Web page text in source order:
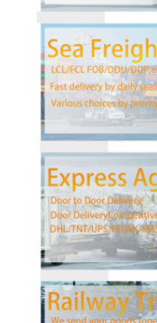
Flete aéreo
transporte
Envío DDP desde
envío expreso
TRANSPORTE DE
Enviar a Amazon
Transporte de
Servicio de